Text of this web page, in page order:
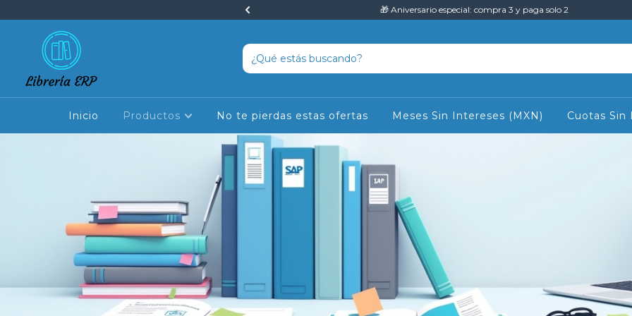
🎁 Aniversario especial: compra 3 y paga solo 2
Inicio Productos No te pierdas estas ofertas Meses Sin Intereses (MXN) Cuotas Sin